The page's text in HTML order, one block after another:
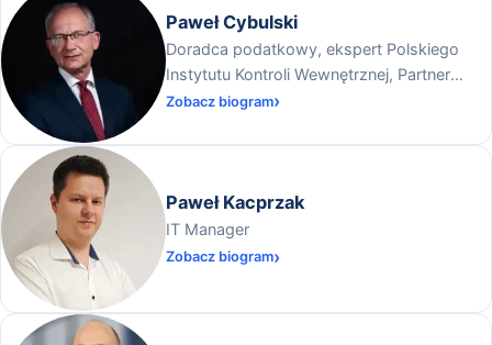
Paweł Cybulski
Doradca podatkowy, ekspert Polskiego
Instytutu Kontroli Wewnętrznej, Partner
zarządzający w Centrum Likwidacji Barier
Zobacz biogram
Paweł Kacprzak
IT Manager
Zobacz biogram